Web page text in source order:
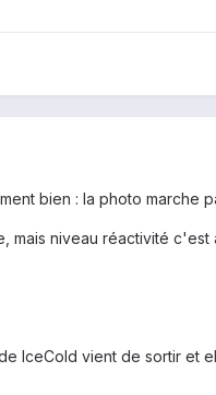
bien : la photo marche
niveau réactivité c'est
IceCold vient de sortir et